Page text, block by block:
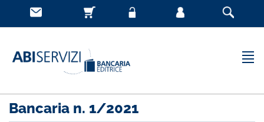
Bancaria n. 1/2021